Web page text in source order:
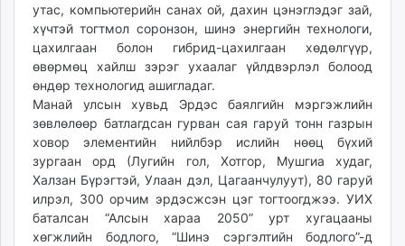
shudarga.mn
shuurhai.mn
unuudur.mn
isee.mn
mglradio.com
fact.mn
itoim.mn
tumen.mn
times.mn
tvmongolia.mn
утас, компьютерийн санах ой, дахин цэнэглэдэг зай,
хүчтэй тогтмол соронзон, шинэ энергийн технологи,
цахилгаан болон гибрид-цахилгаан хөдөлгүүр,
өвөрмөц хайлш зэрэг ухаалаг үйлдвэрлэл болоод
өндөр технологид ашигладаг.
Манай улсын хувьд Эрдэс баялгийн мэргэжлийн
зөвлөлөөр батлагдсан гурван сая гаруй тонн газрын
ховор элементийн нийлбэр ислийн нөөц бүхий
зургаан орд (Лугийн гол, Хотгор, Мушгиа худаг,
Халзан Бүрэгтэй, Улаан дэл, Цагаанчулуут), 80 гаруй
илрэл, 300 орчим эрдэсжсэн цэг тогтоогджээ. УИХ
баталсан “Алсын хараа 2050” урт хугацааны
хөгжлийн бодлого, “Шинэ сэргэлтийн бодлого”-д